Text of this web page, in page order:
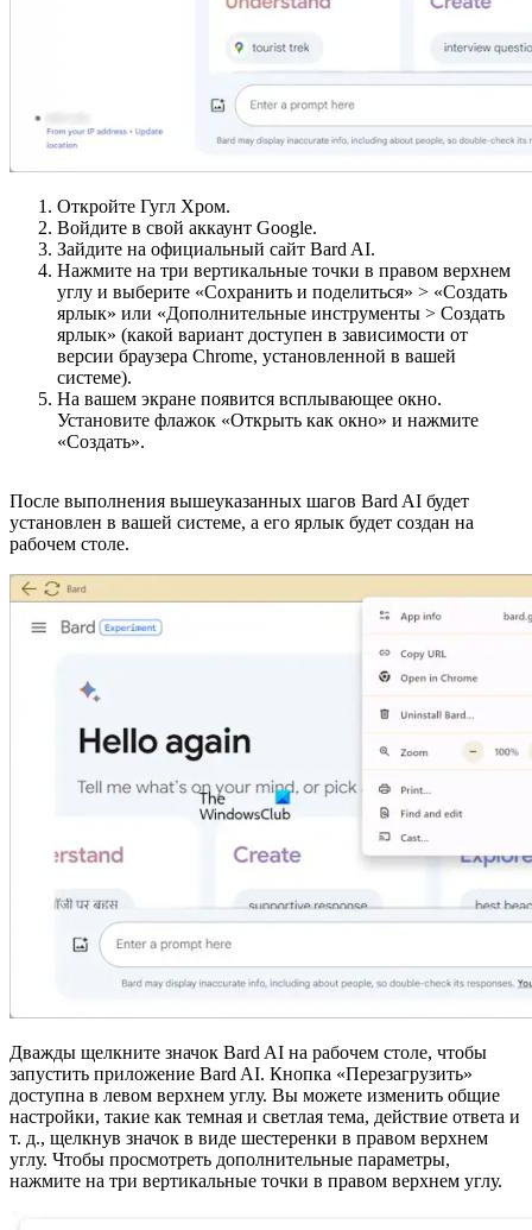
Откройте Гугл Хром.
Войдите в свой аккаунт Google.
Зайдите на официальный сайт Bard AI.
Нажмите на три вертикальные точки в правом верхнем
углу и выберите «Сохранить и поделиться» > «Создать
ярлык» или «Дополнительные инструменты > Создать
ярлык» (какой вариант доступен в зависимости от
версии браузера Chrome, установленной в вашей
системе).
На вашем экране появится всплывающее окно.
Установите флажок «Открыть как окно» и нажмите
«Создать».
После выполнения вышеуказанных шагов Bard AI будет
установлен в вашей системе, а его ярлык будет создан на
рабочем столе.
Дважды щелкните значок Bard AI на рабочем столе, чтобы
запустить приложение Bard AI. Кнопка «Перезагрузить»
доступна в левом верхнем углу. Вы можете изменить общие
настройки, такие как темная и светлая тема, действие ответа и
т. д., щелкнув значок в виде шестеренки в правом верхнем
углу. Чтобы просмотреть дополнительные параметры,
нажмите на три вертикальные точки в правом верхнем углу.